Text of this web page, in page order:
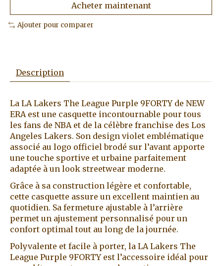
Acheter maintenant
Ajouter pour comparer
Description
La LA Lakers The League Purple 9FORTY de NEW
ERA est une casquette incontournable pour tous
les fans de NBA et de la célèbre franchise des Los
Angeles Lakers. Son design violet emblématique
associé au logo officiel brodé sur l’avant apporte
une touche sportive et urbaine parfaitement
adaptée à un look streetwear moderne.
Grâce à sa construction légère et confortable,
cette casquette assure un excellent maintien au
quotidien. Sa fermeture ajustable à l’arrière
permet un ajustement personnalisé pour un
confort optimal tout au long de la journée.
Polyvalente et facile à porter, la LA Lakers The
League Purple 9FORTY est l’accessoire idéal pour